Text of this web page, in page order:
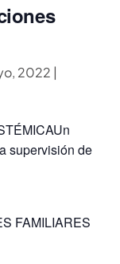
2022 |
supervisión de
FAMILIARES